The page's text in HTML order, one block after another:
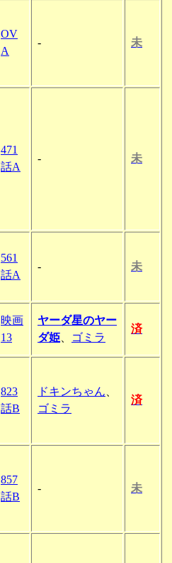
OV
A
- 未
471
話A
- 未
561
話A
- 未
映画
13
ヤーダ星のヤー
ダ姫
ゴミラ
済
823
話B
ドキンちゃん
ゴミラ
済
857
話B
- 未